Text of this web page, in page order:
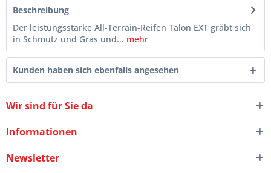
Beschreibung
Der leistungsstarke All-Terrain-Reifen Talon EXT gräbt sich
in Schmutz und Gras und... mehr
Kunden haben sich ebenfalls angesehen
Wir sind für Sie da
Informationen
Newsletter